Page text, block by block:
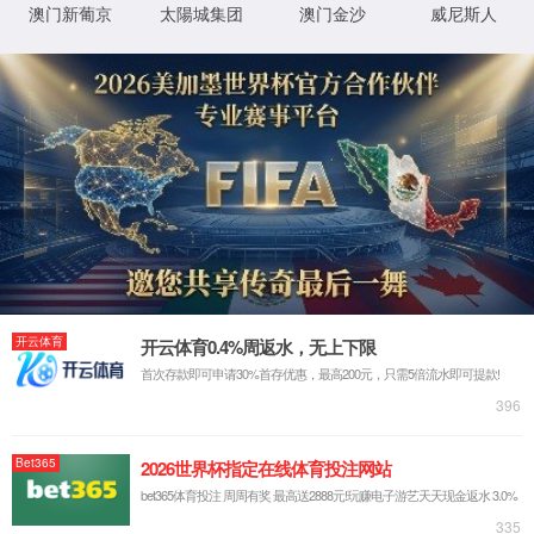
详细错误信息:
模块 IIS Web Core
通知
MapRequestHan
dler
处理程
序
StaticFile
错误代
码
0x80070002
请求的
URL
http://www.han-shine.com:80/article/3
181
物理路
径
D:\webhosting\clients\a7092966-43f1-
4b63-ad36-bbe423e442e0\wwwroot\arti
cle\3181
登录方
法
匿名
登录用 匿名
详细信息:
此错误表明文件或目录在服务器上不存在。请创建文件或目录并重新尝试请
求。
XML 地图